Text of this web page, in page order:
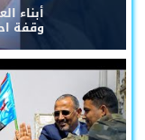
أبناء
وقفة